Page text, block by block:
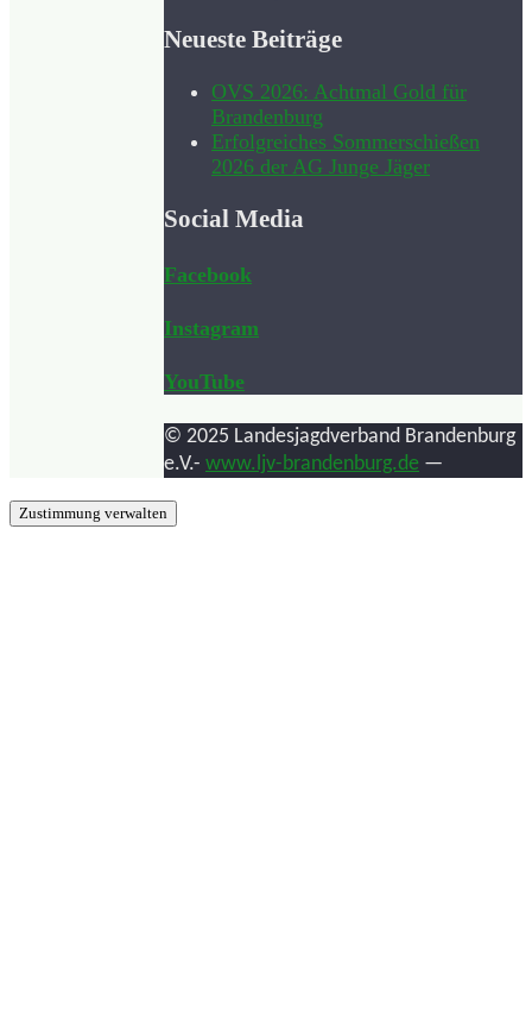
Neueste Beiträge
OVS 2026: Achtmal Gold für
Brandenburg
Erfolgreiches Sommerschießen
2026 der AG Junge Jäger
Social Media
Facebook
Instagram
YouTube
© 2025 Landesjagdverband Brandenburg
e.V.- www.ljv-brandenburg.de —
Zustimmung verwalten